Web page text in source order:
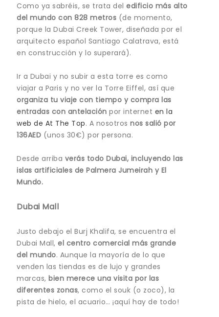
Como ya sabréis, se trata del edificio más alto
del mundo con 828 metros (de momento,
porque la Dubai Creek Tower, diseñada por el
arquitecto español Santiago Calatrava, está
en construcción y lo superará).
Ir a Dubai y no subir a esta torre es como
viajar a Paris y no ver la Torre Eiffel, así que
organiza tu viaje con tiempo y compra las
entradas con antelación por internet en la
web de At The Top. A nosotros nos salió por
136AED (unos 30€) por persona.
Desde arriba verás todo Dubai, incluyendo las
islas artificiales de Palmera Jumeirah y El
Mundo.
Dubai Mall
Justo debajo el Burj Khalifa, se encuentra el
Dubai Mall, el centro comercial más grande
del mundo. Aunque la mayoría de lo que
venden las tiendas es de lujo y grandes
marcas, bien merece una visita por las
diferentes zonas, como el souk (o zoco), la
pista de hielo, el acuario… ¡aquí hay de todo!